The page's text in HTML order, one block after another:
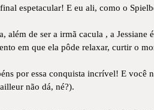
espetacular! E eu ali, como o
além de ser a irmã cacula , a
em que ela pôde relaxar, curtir o
por essa conquista incrível! E você
não dá, né?).